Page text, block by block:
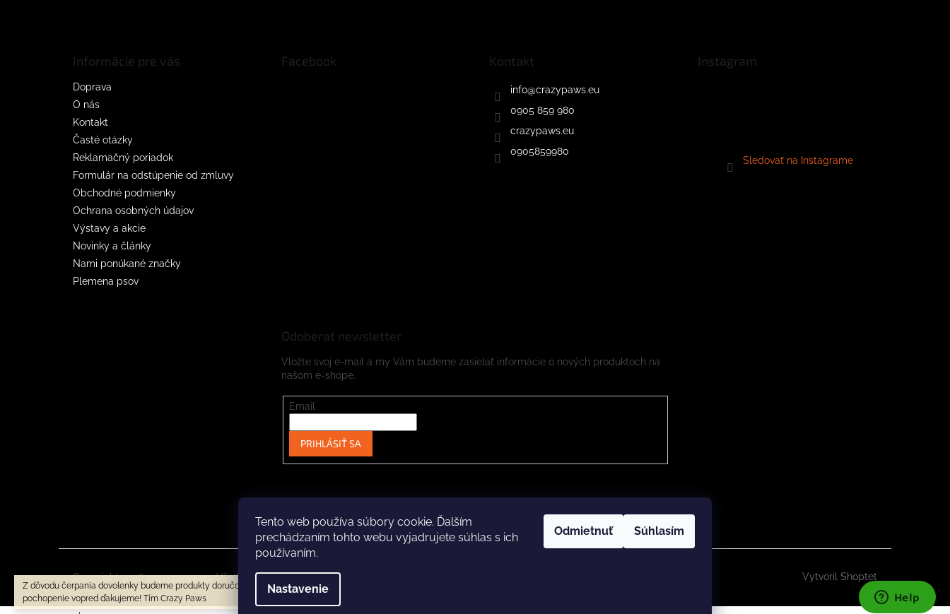
Tento web používa súbory cookie. Ďalším
prechádzaním tohto webu vyjadrujete súhlas s ich
používaním.
Nastavenie
Odmietnuť Súhlasím
Z dôvodu čerpania dovolenky budeme produkty doručovať až po 3.8.2026. Za
pochopenie vopred ďakujeme! Tím Crazy Paws
Informácie pre vás
Doprava
O nás
Kontakt
Časté otázky
Reklamačný poriadok
Formulár na odstúpenie od zmluvy
Obchodné podmienky
Ochrana osobných údajov
Výstavy a akcie
Novinky a články
Nami ponúkané značky
Plemena psov
Facebook Kontakt
info@crazypaws.eu
0905 859 980
crazypaws.eu
0905859980
Instagram
Sledovať na Instagrame
Odoberať newsletter
Vložte svoj e-mail a my Vám budeme zasielať informácie o nových produktoch na
našom e-shope.
Email
PRIHLÁSIŤ SA
Instagram
Vytvoril Shoptet
Copyright 2026crazypaws.eu. Všetky práva vyhradené.Upraviť nastavenie cookies